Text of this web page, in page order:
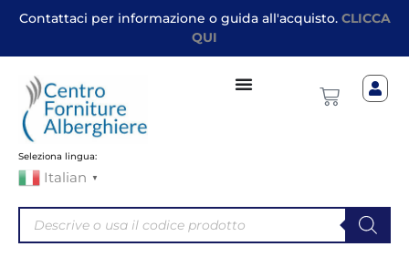
Contattaci per informazione o guida all'acquisto. CLICCA
QUI
Seleziona lingua:
Italian ▼